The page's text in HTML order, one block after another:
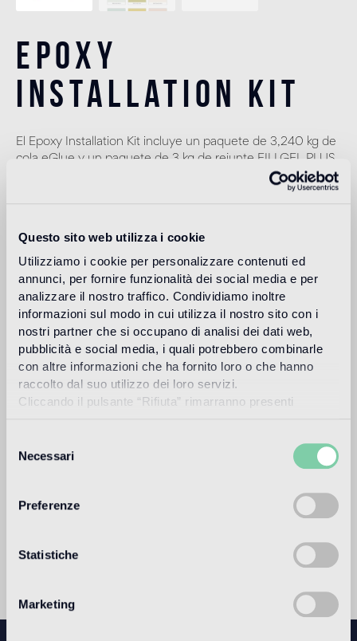
Questo sito web utilizza i cookie
Utilizziamo i cookie per personalizzare contenuti ed
annunci, per fornire funzionalità dei social media e per
analizzare il nostro traffico. Condividiamo inoltre
informazioni sul modo in cui utilizza il nostro sito con i
nostri partner che si occupano di analisi dei dati web,
pubblicità e social media, i quali potrebbero combinarle
con altre informazioni che ha fornito loro o che hanno
raccolto dal suo utilizzo dei loro servizi.
Cliccando il pulsante “Rifiuta” rimarranno presenti
tecnici.
delNecessari
Preferenze
Statistiche
Marketing
Epoxy
Installation Kit
El Epoxy Installation Kit incluye un paquete de 3,240 kg de
cola eGlue y un paquete de 3 kg de rejunte FILLGEL PLUS
UVR. Las cantidades son las necesarias para colocar
aproximadamente 2 m2 de mosaico de 20x20 y 10x10
eGlue (3,24 kg)
Adhesivo epoxi tixotrópico de altas prestaciones,
específico para pegar mosaico de vidrio Bisazza.
Fillgel Plus (3 kg)
Pasta de rejuntar epoxídica coloreada para mosaico de
vidrio.